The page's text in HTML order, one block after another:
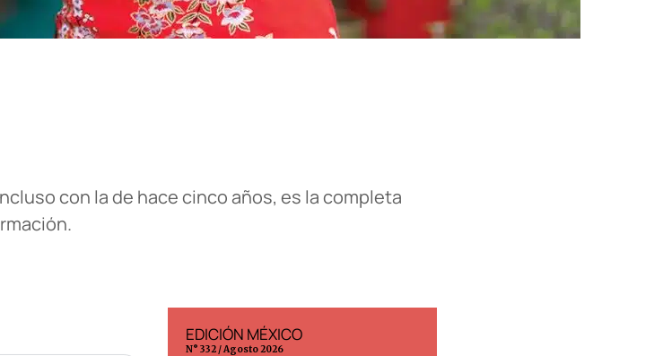
con la de hace cinco años, es la completa
EDICIÓN MÉXICO
N° 332 / Agosto 2026